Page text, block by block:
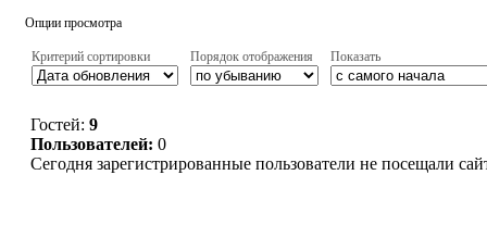
Опции просмотра
Критерий сортировки Порядок отображения Показать
Гостей: 9
Пользователей: 0
Сегодня зарегистрированные пользователи не посещали